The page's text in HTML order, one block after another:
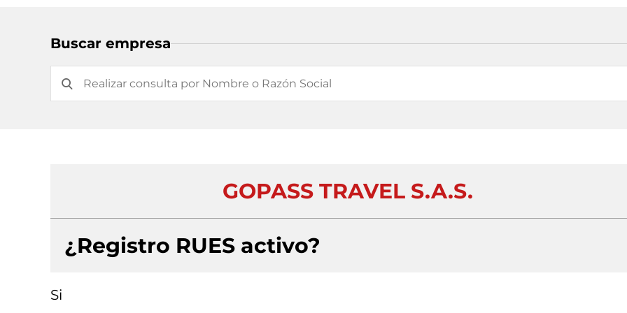
Buscar empresa
GOPASS TRAVEL S.A.S.
¿Registro RUES activo?
Si